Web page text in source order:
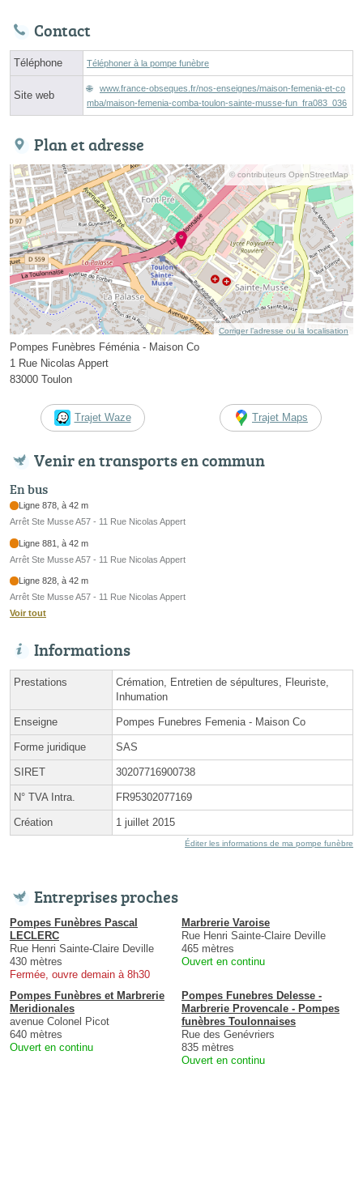
Contact
Téléphone Téléphoner à la pompe funèbre
Site web
www.france-obseques.fr/nos-enseignes/maison-femenia-et-co
mba/maison-femenia-comba-toulon-sainte-musse-fun_fra083_036
Plan et adresse
© contributeurs OpenStreetMap
Corriger l’adresse ou la localisation
Pompes Funèbres Féménia - Maison Co
1 Rue Nicolas Appert
83000 Toulon
Trajet Waze Trajet Maps
Venir en transports en commun
En bus
Ligne 878, à 42 m
Arrêt Ste Musse A57 - 11 Rue Nicolas Appert
Ligne 881, à 42 m
Arrêt Ste Musse A57 - 11 Rue Nicolas Appert
Ligne 828, à 42 m
Arrêt Ste Musse A57 - 11 Rue Nicolas Appert
Voir tout
Informations
Prestations
Crémation, Entretien de sépultures, Fleuriste,
Inhumation
Enseigne Pompes Funebres Femenia - Maison Co
Forme juridique SAS
SIRET 30207716900738
N° TVA Intra. FR95302077169
Création 1 juillet 2015
Éditer les informations de ma pompe funèbre
Entreprises proches
Pompes Funèbres Pascal
LECLERC
Rue Henri Sainte-Claire Deville
430 mètres
Fermée, ouvre demain à 8h30
Marbrerie Varoise
Rue Henri Sainte-Claire Deville
465 mètres
Ouvert en continu
Pompes Funèbres et Marbrerie
Meridionales
avenue Colonel Picot
640 mètres
Ouvert en continu
Pompes Funebres Delesse -
Marbrerie Provencale - Pompes
funèbres Toulonnaises
Rue des Genévriers
835 mètres
Ouvert en continu